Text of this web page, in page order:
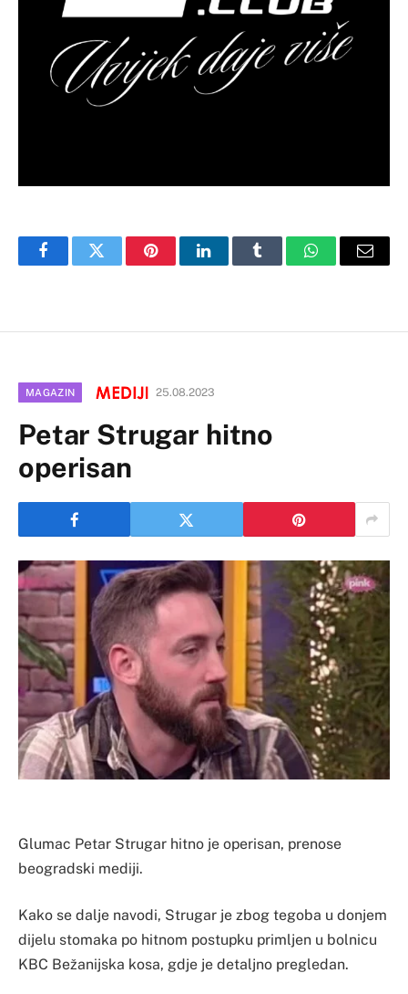
FacebookTwitter PinterestLinkedInTumblr WhatsAppEmail
MAGAZIN 25.08.2023
Petar Strugar hitno
operisan
Glumac Petar Strugar hitno je operisan, prenose
beogradski mediji.
Kako se dalje navodi, Strugar je zbog tegoba u donjem
dijelu stomaka po hitnom postupku primljen u bolnicu
KBC Bežanijska kosa, gdje je detaljno pregledan.